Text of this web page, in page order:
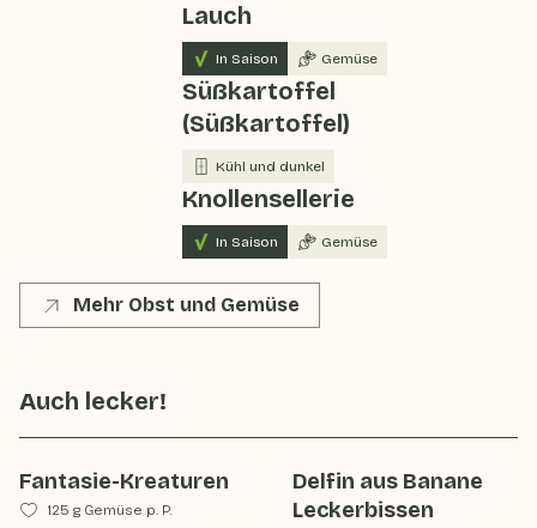
Lauch
In Saison Gemüse
Süßkartoffel
(Süßkartoffel)
Kühl und dunkel
Knollensellerie
In Saison Gemüse
Mehr Obst und Gemüse
Auch lecker!
Fantasie-Kreaturen
125 g Gemüse p. P.
Delfin aus Banane
Leckerbissen